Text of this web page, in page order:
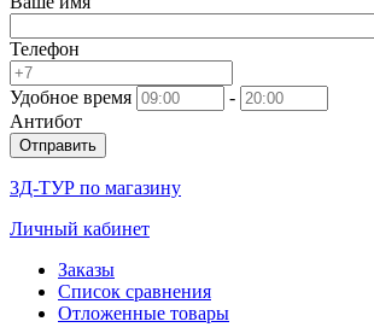
Телефон
Удобное время
-
Антибот
Отправить
3Д-ТУР по магазину
Личный кабинет
Заказы
Список сравнения
Отложенные товары